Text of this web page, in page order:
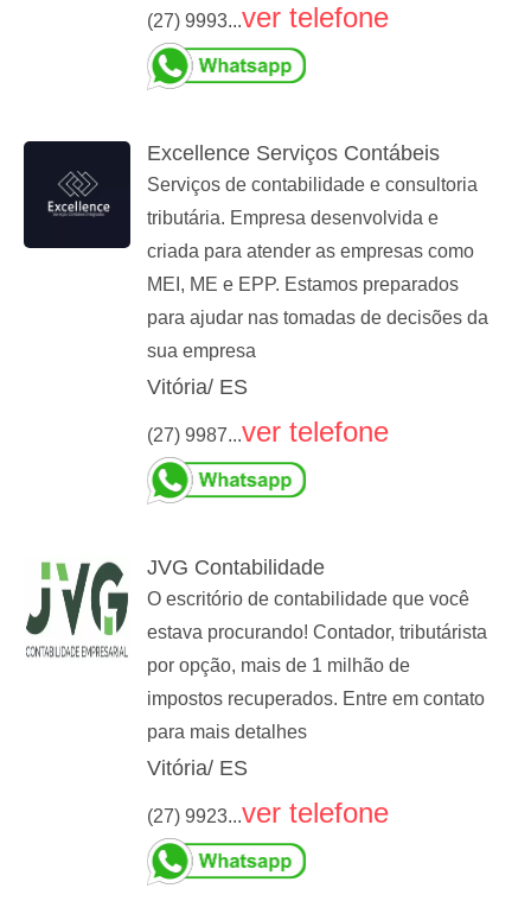
(27) 9993...ver telefone
Excellence Serviços Contábeis
Serviços de contabilidade e consultoria
tributária. Empresa desenvolvida e
criada para atender as empresas como
MEI, ME e EPP. Estamos preparados
para ajudar nas tomadas de decisões da
sua empresa
Vitória/ ES
(27) 9987...ver telefone
JVG Contabilidade
O escritório de contabilidade que você
estava procurando! Contador, tributárista
por opção, mais de 1 milhão de
impostos recuperados. Entre em contato
para mais detalhes
Vitória/ ES
(27) 9923...ver telefone